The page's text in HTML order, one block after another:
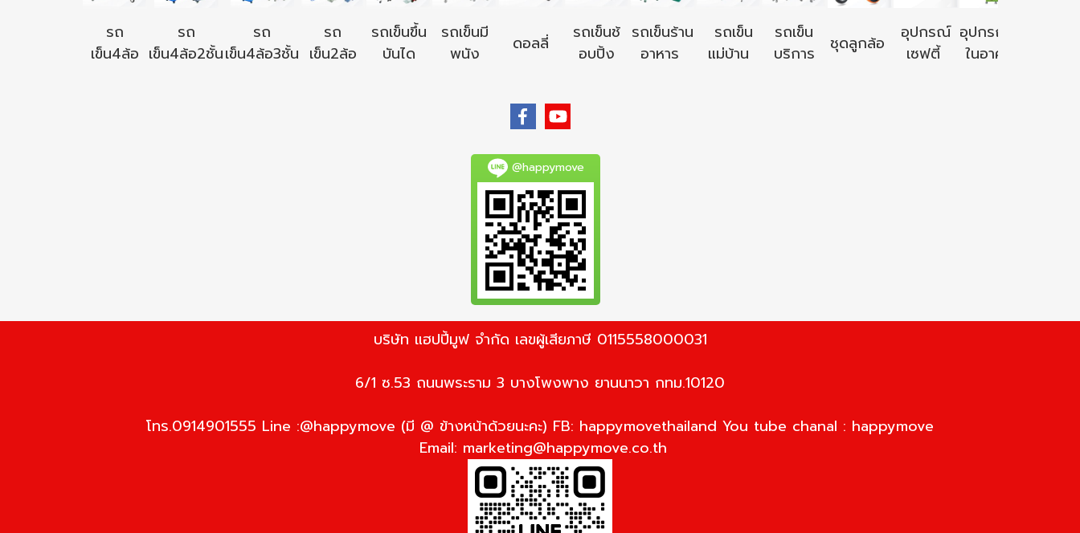
รถ
เข็น4ล้อ
รถ
เข็น4ล้อ2ชั้น
รถ
เข็น4ล้อ3ชั้น
รถ
เข็น2ล้อ
รถเข็นขึ้น
บันได
รถเข็นมี
พนัง
ดอลลี่
รถเข็นช้
อบปิ้ง
รถเข็นร้าน
อาหาร
รถเข็น
แม่บ้าน
รถเข็น
บริการ
ชุดลูกล้อ
อุปกรณ์
เซฟตี้
อุปกรณ์ใช้
ในอาคาร
@happymove
บริษัท แฮปปี้มูฟ จำกัด เลขผู้เสียภาษี 0115558000031
6/1 ซ.53 ถนนพระราม 3 บางโพงพาง ยานนาวา กทม.10120
โทร.0914901555 Line :@happymove (มี @ ข้างหน้าด้วยนะคะ) FB: happymovethailand You tube chanal : happymove
Email: marketing@happymove.co.th